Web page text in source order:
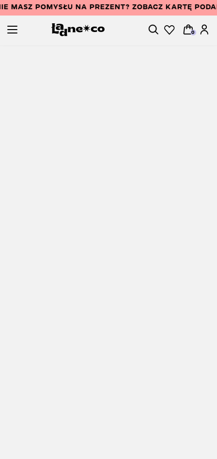
MASZ POMYSŁU NA PREZENT? ZOBACZ KARTĘ
0